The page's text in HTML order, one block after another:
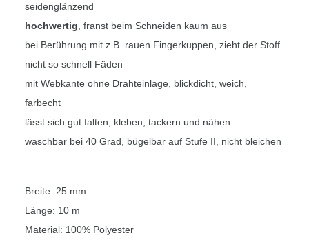
seidenglänzend
hochwertig, franst beim Schneiden kaum aus
bei Berührung mit z.B. rauen Fingerkuppen, zieht der Stoff
nicht so schnell Fäden
mit Webkante ohne Drahteinlage, blickdicht, weich,
farbecht
lässt sich gut falten, kleben, tackern und nähen
waschbar bei 40 Grad, bügelbar auf Stufe II, nicht bleichen
Breite: 25 mm
Länge: 10 m
Material: 100% Polyester